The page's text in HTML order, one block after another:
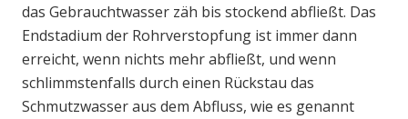
das Gebrauchtwasser zäh bis stockend abfließt. Das
Endstadium der Rohrverstopfung ist immer dann
erreicht, wenn nichts mehr abfließt, und wenn
schlimmstenfalls durch einen Rückstau das
Schmutzwasser aus dem Abfluss, wie es genannt